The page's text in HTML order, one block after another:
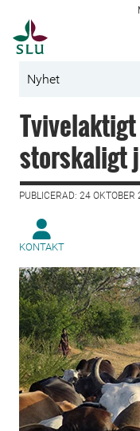
Nyhet
storskaligt
PUBLICERAD: 24 OKTOBER
KONTAKT